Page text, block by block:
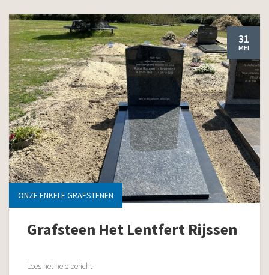
31
MEI
ONZE ENKELE GRAFSTENEN
Grafsteen Het Lentfert Rijssen
Lees het hele bericht